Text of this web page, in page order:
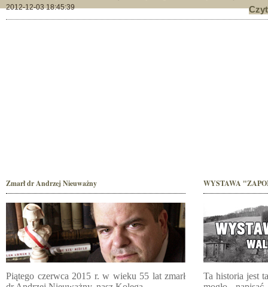
2012-12-03 18:45:39
Zmarł dr Andrzej Nieuważny
Piątego czerwca 2015 r. w wieku 55 lat zmarł
WYSTAWA
Ta historia jest